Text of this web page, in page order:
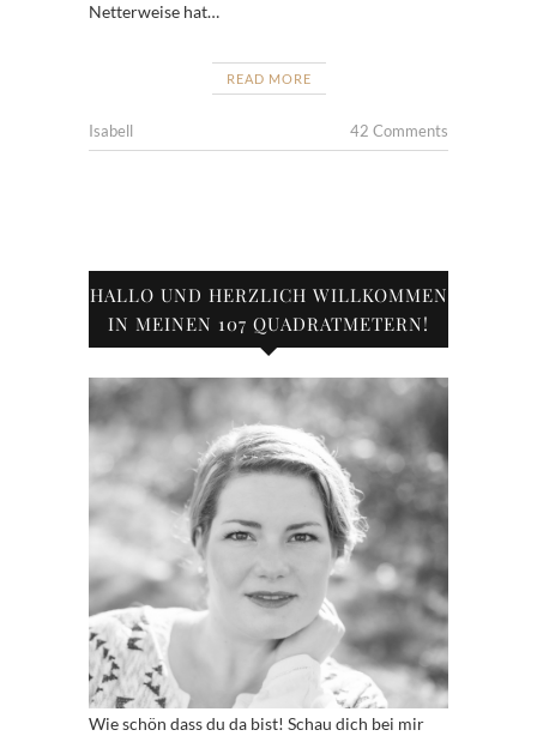
Netterweise hat…
READ MORE
Isabell 42 Comments
HALLO UND HERZLICH WILLKOMMEN
IN MEINEN 107 QUADRATMETERN!
Wie schön dass du da bist! Schau dich bei mir